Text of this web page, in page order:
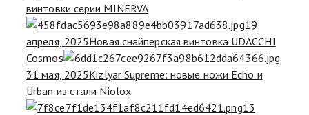
винтовки серии MINERVA
19
апреля, 2025Новая снайперская винтовка UDACCHI
Cosmos
31 мая, 2025Kizlyar Supreme: новые ножи Echo и
Urban из стали Niolox
13